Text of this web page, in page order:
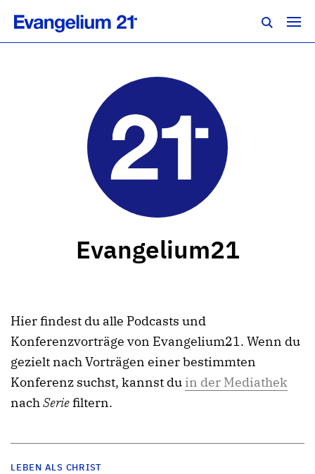
Evangelium21
Hier findest du alle Podcasts und
Konferenzvorträge von Evangelium21. Wenn du
gezielt nach Vorträgen einer bestimmten
Konferenz suchst, kannst du in der Mediathek
nachSeriefiltern.
LEBEN ALS CHRIST